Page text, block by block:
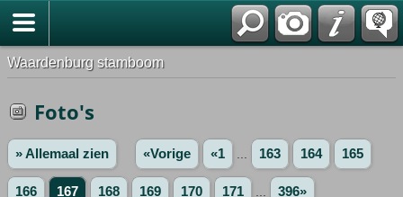
Waardenburg stamboom
Foto's
» Allemaal zien «Vorige «1 163 164 165
166 167 168 169 170 171
396»